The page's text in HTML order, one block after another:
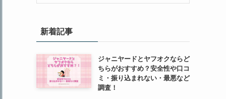
新着記事
ジャニヤードとヤフオクならど
ちらがおすすめ？安全性や口コ
ミ・振り込まれない・最悪など
調査！